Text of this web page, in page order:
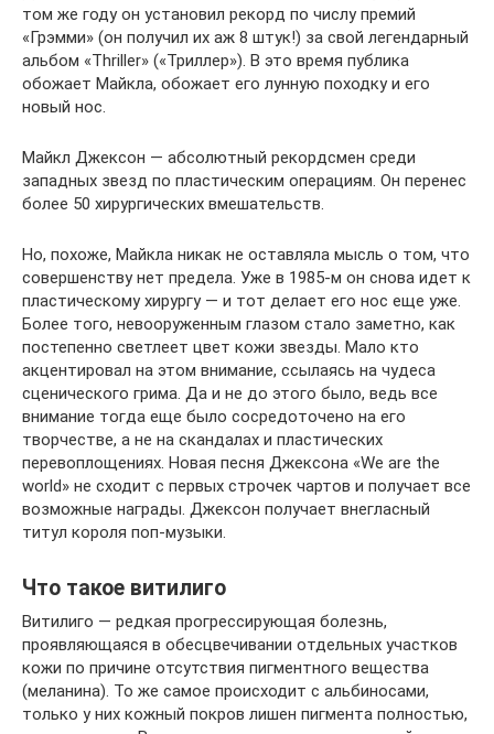
том же году он установил рекорд по числу премий
«Грэмми» (он получил их аж 8 штук!) за свой легендарный
альбом «Thriller» («Триллер»). В это время публика
обожает Майкла, обожает его лунную походку и его
новый нос.
Майкл Джексон — абсолютный рекордсмен среди
западных звезд по пластическим операциям. Он перенес
более 50 хирургических вмешательств.
Но, похоже, Майкла никак не оставляла мысль о том, что
совершенству нет предела. Уже в 1985-м он снова идет к
пластическому хирургу — и тот делает его нос еще уже.
Более того, невооруженным глазом стало заметно, как
постепенно светлеет цвет кожи звезды. Мало кто
акцентировал на этом внимание, ссылаясь на чудеса
сценического грима. Да и не до этого было, ведь все
внимание тогда еще было сосредоточено на его
творчестве, а не на скандалах и пластических
перевоплощениях. Новая песня Джексона «We are the
world» не сходит с первых строчек чартов и получает все
возможные награды. Джексон получает внегласный
титул короля поп-музыки.
Что такое витилиго
Витилиго — редкая прогрессирующая болезнь,
проявляющаяся в обесцвечивании отдельных участков
кожи по причине отсутствия пигментного вещества
(меланина). То же самое происходит с альбиносами,
только у них кожный покров лишен пигмента полностью,